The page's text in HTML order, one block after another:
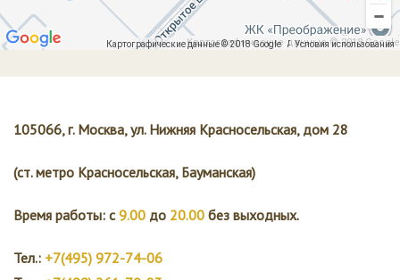
Картографические данные © 2018 Google
Картографические данные © 2018 Google
Условия использования
105066, г. Москва, ул. Нижняя Красносельская, дом 28
(ст. метро Красносельская, Бауманская)
Время работы: с9.00 до 20.00 без выходных.
Тел.: +7(495) 972-74-06